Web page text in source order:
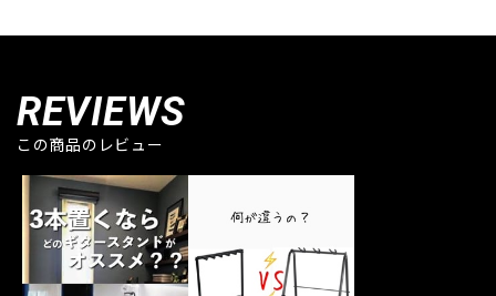
REVIEWS
この商品のレビュー